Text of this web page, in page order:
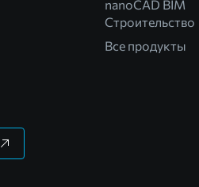
nanoCAD BIM
Строительство
Все продукты